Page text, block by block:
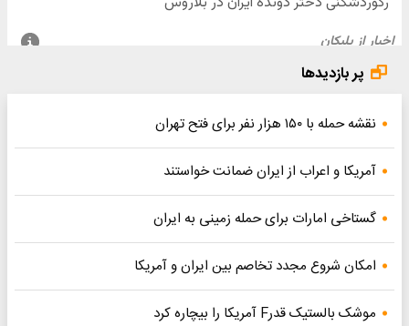
پر بازدیدها
نقشه حمله با ۱۵۰ هزار نفر برای فتح تهران
آمریکا و اعراب از ایران ضمانت خواستند
گستاخی امارات برای حمله زمینی به ایران
امکان شروع مجدد تخاصم‌ بین ایران و آمریکا
موشک بالستیک قدرF آمریکا را بیچاره کرد